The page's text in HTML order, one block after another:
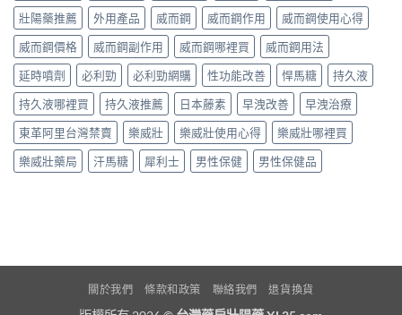
壯陽藥推薦
外用產品 威而鋼 威而鋼作用
威而鋼使用心得
威而鋼價格
威而鋼副作用 威而鋼哪裡買
威而鋼用法
延時噴劑
必利勁 必利勁網購 性功能改善 悍馬糖
持久液
持久液哪裡買
持久液推薦 日本藤素 早洩改善
早洩治療
東革阿里台灣禁賣
樂威壯 樂威壯使用心得
樂威壯哪裡買
樂威壯藥局
汗馬糖 犀利士 男性保健 男性保健品
關於我們 條款和政策 聯絡我們 退貨換貨